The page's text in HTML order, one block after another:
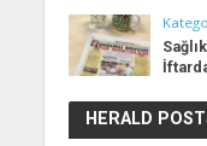
HERALD